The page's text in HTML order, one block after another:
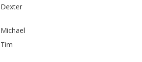
Dexter
Michael
Tim